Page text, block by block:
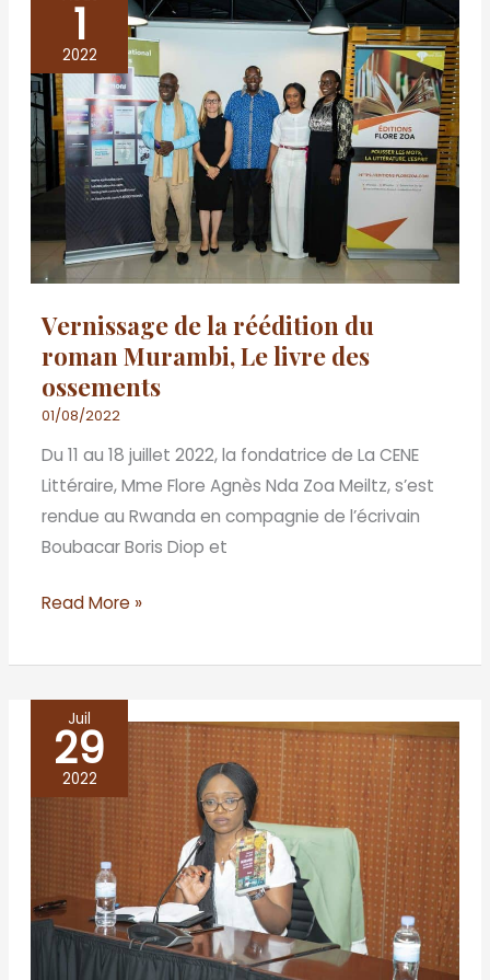
1
2022
Vernissage de la réédition du
roman Murambi, Le livre des
ossements
01/08/2022
Du 11 au 18 juillet 2022, la fondatrice de La CENE
Littéraire, Mme Flore Agnès Nda Zoa Meiltz, s’est
rendue au Rwanda en compagnie de l’écrivain
Boubacar Boris Diop et
Vernissage
de
la
réédition
du
roman
Murambi,
Le
livre
ossements
Read More »
Juil
29
2022
Workshop
publishing
from
Africa:
challenges